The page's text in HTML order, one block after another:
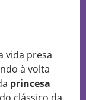
vida presa
à volta
princesa